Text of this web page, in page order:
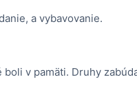
a vybavovanie.
v pamäti. Druhy